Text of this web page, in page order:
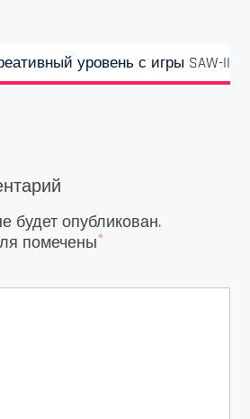
уровень с игры SAW-II
будет опубликован.
помечены*